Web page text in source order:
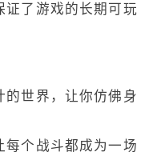
了游戏的长期可玩
世界，让你仿佛身
个战斗都成为一场